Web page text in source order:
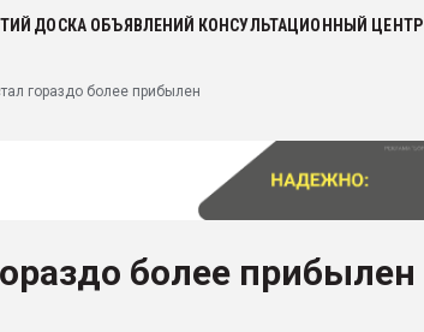
ДОСКА ОБЪЯВЛЕНИЙ КОНСУЛЬТАЦИОННЫЙ ЦЕНТР
гораздо более прибылен
более прибылен